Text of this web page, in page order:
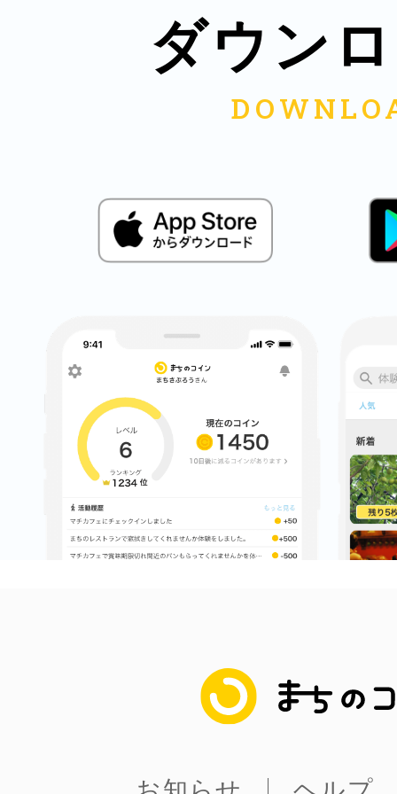
ダウン
まちのコイン
秋葉原
高知市
シモキ
多度津